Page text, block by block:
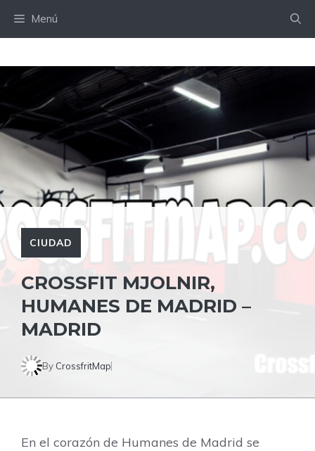
Menú
CIUDAD
CROSSFIT MJOLNIR,
HUMANES DE MADRID –
MADRID
By CrossfritMap
En el corazón de Humanes de Madrid se